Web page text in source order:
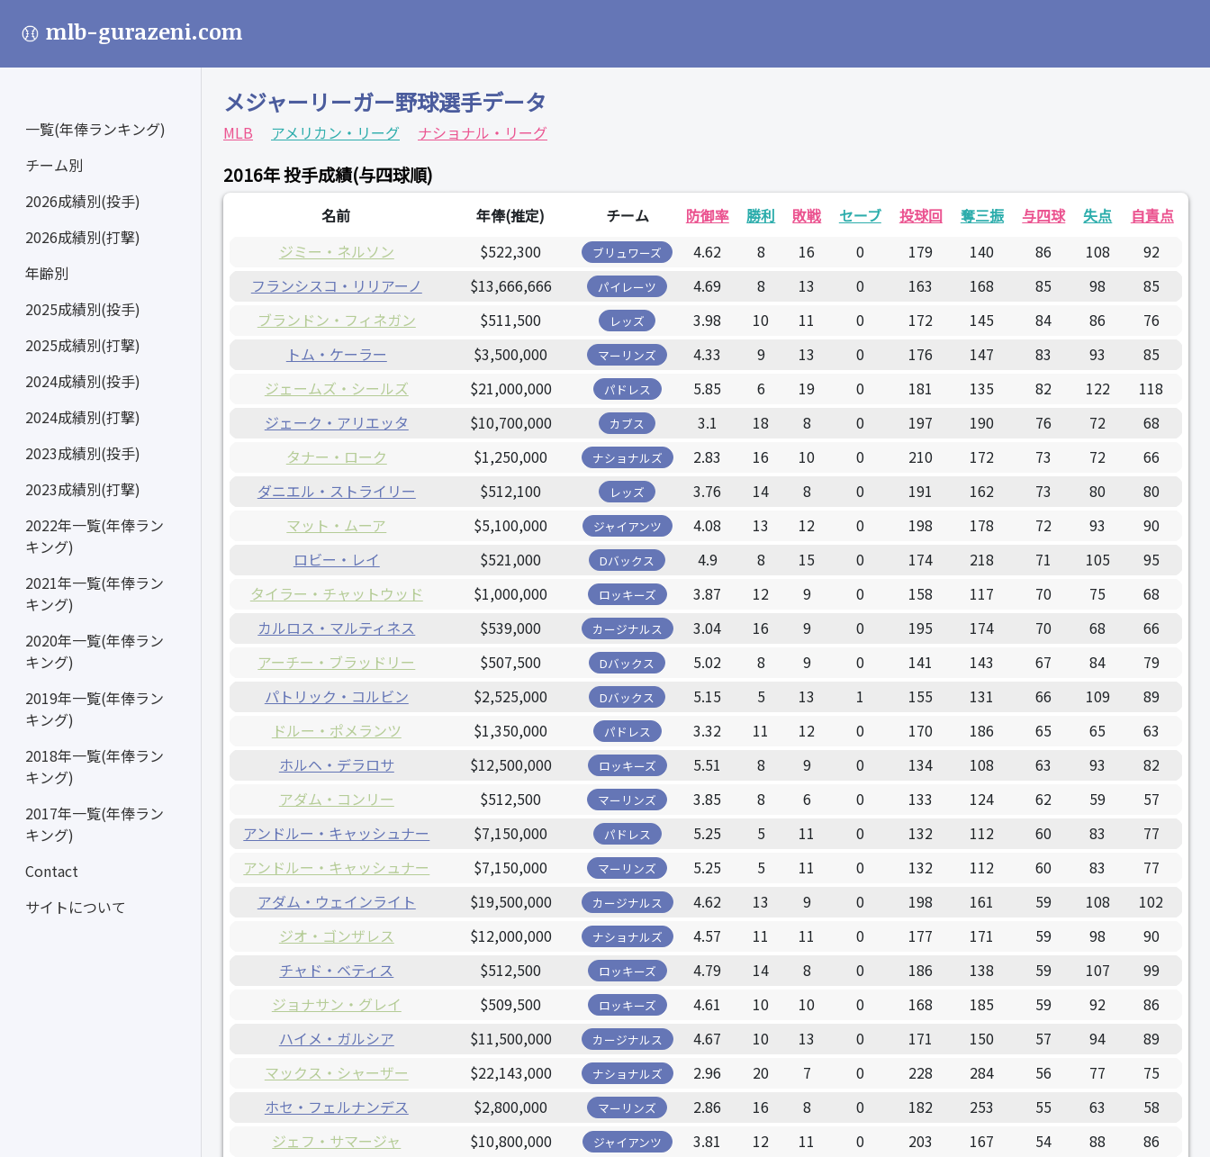
mlb-gurazeni.com
一覧(年俸ランキング)
チーム別
2026成績別(投手)
2026成績別(打撃)
年齢別
2025成績別(投手)
2025成績別(打撃)
2024成績別(投手)
2024成績別(打撃)
2023成績別(投手)
2023成績別(打撃)
2022年一覧(年俸ラン
キング)
2021年一覧(年俸ラン
キング)
2020年一覧(年俸ラン
キング)
2019年一覧(年俸ラン
キング)
2018年一覧(年俸ラン
キング)
2017年一覧(年俸ラン
キング)
Contact
サイトについて
メジャーリーガー野球選手データ
MLB アメリカン・リーグ ナショナル・リーグ
2016年 投手成績(与四球順)
名前 年俸(推定) チーム 防御率 勝利 敗戦 セーブ 投球回 奪三振 与四球 失点
自責点
ジミー・ネルソン
$522,300 ブリュワーズ 4.62 8 16 0 179 140 86 108
92
フランシスコ・リリアーノ
$13,666,666 パイレーツ 4.69 8 13 0 163 168 85 98
85
ブランドン・フィネガン
$511,500 レッズ 3.98 10 11 0 172 145 84 86
76
トム・ケーラー
$3,500,000 マーリンズ 4.33 9 13 0 176 147 83 93
85
ジェームズ・シールズ
$21,000,000 パドレス 5.85 6 19 0 181 135 82 122
118
ジェーク・アリエッタ
$10,700,000 カブス 3.1 18 8 0 197 190 76 72
68
タナー・ローク
$1,250,000 ナショナルズ 2.83 16 10 0 210 172 73 72
66
ダニエル・ストライリー
$512,100 レッズ 3.76 14 8 0 191 162 73 80
80
マット・ムーア
$5,100,000 ジャイアンツ 4.08 13 12 0 198 178 72 93
90
ロビー・レイ
$521,000 Dバックス 4.9 8 15 0 174 218 71 105
95
タイラー・チャットウッド
$1,000,000 ロッキーズ 3.87 12 9 0 158 117 70 75
68
カルロス・マルティネス
$539,000 カージナルス 3.04 16 9 0 195 174 70 68
66
アーチー・ブラッドリー
$507,500 Dバックス 5.02 8 9 0 141 143 67 84
79
パトリック・コルビン
$2,525,000 Dバックス 5.15 5 13 1 155 131 66 109
89
ドルー・ポメランツ
$1,350,000 パドレス 3.32 11 12 0 170 186 65 65
63
ホルヘ・デラロサ
$12,500,000 ロッキーズ 5.51 8 9 0 134 108 63 93
82
アダム・コンリー
$512,500 マーリンズ 3.85 8 6 0 133 124 62 59
57
アンドルー・キャッシュナー
$7,150,000 パドレス 5.25 5 11 0 132 112 60 83
77
アンドルー・キャッシュナー
$7,150,000 マーリンズ 5.25 5 11 0 132 112 60 83
77
アダム・ウェインライト
$19,500,000 カージナルス 4.62 13 9 0 198 161 59 108
102
ジオ・ゴンザレス
$12,000,000 ナショナルズ 4.57 11 11 0 177 171 59 98
90
チャド・ベティス
$512,500 ロッキーズ 4.79 14 8 0 186 138 59 107
99
ジョナサン・グレイ
$509,500 ロッキーズ 4.61 10 10 0 168 185 59 92
86
ハイメ・ガルシア
$11,500,000 カージナルス 4.67 10 13 0 171 150 57 94
89
マックス・シャーザー
$22,143,000 ナショナルズ 2.96 20 7 0 228 284 56 77
75
ホセ・フェルナンデス
$2,800,000 マーリンズ 2.86 16 8 0 182 253 55 63
58
ジェフ・サマージャ
$10,800,000 ジャイアンツ 3.81 12 11 0 203 167 54 88
86